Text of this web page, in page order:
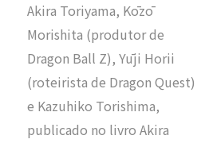
Akira Toriyama, Kōzō
Morishita (produtor de
Dragon Ball Z), Yūji Horii
(roteirista de Dragon Quest)
e Kazuhiko Torishima,
publicado no livro Akira